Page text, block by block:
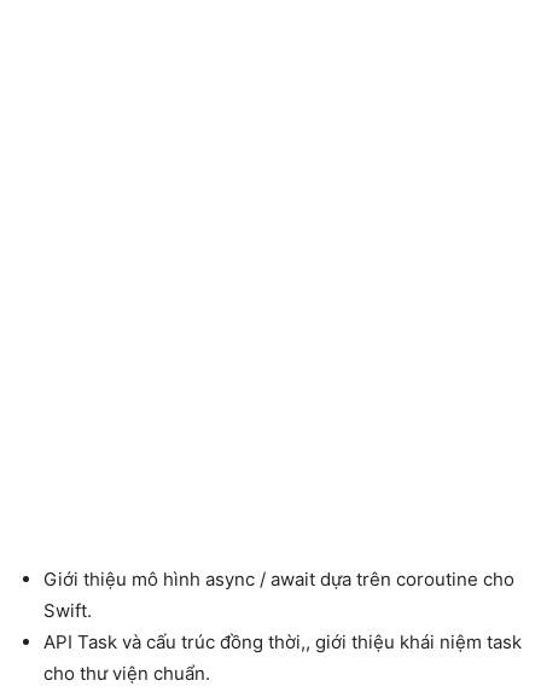
Giới thiệu mô hình async / await dựa trên coroutine cho
Swift.
API Task và cấu trúc đồng thời,, giới thiệu khái niệm task
cho thư viện chuẩn.